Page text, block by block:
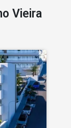
Vieira